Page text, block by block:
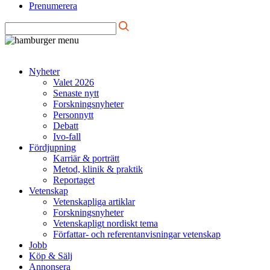
Prenumerera
Nyheter
Valet 2026
Senaste nytt
Forskningsnyheter
Personnytt
Debatt
Ivo-fall
Fördjupning
Karriär & porträtt
Metod, klinik & praktik
Reportaget
Vetenskap
Vetenskapliga artiklar
Forskningsnyheter
Vetenskapligt nordiskt tema
Författar- och referentanvisningar vetenskap
Jobb
Köp & Sälj
Annonsera